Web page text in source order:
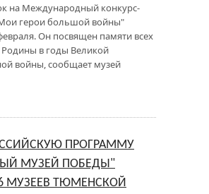
на Международный конкурс-
герои большой войны"
Он посвящен памяти всех
в годы Великой
войны, сообщает музей
ПРОГРАММУ
МУЗЕЙ ПОБЕДЫ"
МУЗЕЕВ ТЮМЕНСКОЙ